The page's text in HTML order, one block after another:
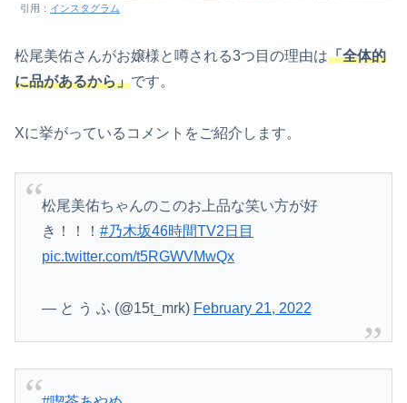
引用： インスタグラム
松尾美佑さんがお嬢様と噂される3つ目の理由は「全体的
に品があるから」です。
Xに挙がっているコメントをご紹介します。
松尾美佑ちゃんのこのお上品な笑い方が好
き！！！ #乃木坂46時間TV2日目
pic.twitter.com/t5RGWVMwQx
— と う ふ (@15t_mrk) February 21, 2022